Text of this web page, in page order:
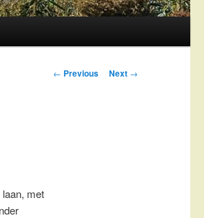
Post
← Previous Next →
met